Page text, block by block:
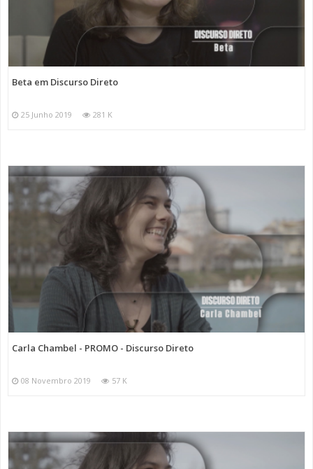
Beta em Discurso Direto
25 Junho 2019 281 K
Carla Chambel - PROMO - Discurso Direto
08 Novembro 2019 57 K